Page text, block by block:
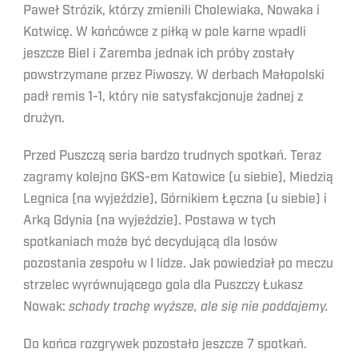
Paweł Strózik, którzy zmienili Cholewiaka, Nowaka i
Kotwicę. W końcówce z piłką w pole karne wpadli
jeszcze Biel i Zaremba jednak ich próby zostały
powstrzymane przez Piwoszy. W derbach Małopolski
padł remis 1-1, który nie satysfakcjonuje żadnej z
drużyn.
Przed Puszczą seria bardzo trudnych spotkań. Teraz
zagramy kolejno GKS-em Katowice (u siebie), Miedzią
Legnica (na wyjeździe), Górnikiem Łęczna (u siebie) i
Arką Gdynia (na wyjeździe). Postawa w tych
spotkaniach może być decydującą dla losów
pozostania zespołu w I lidze. Jak powiedział po meczu
strzelec wyrównującego gola dla Puszczy Łukasz
Nowak: schody trochę wyższe, ale się nie poddajemy.
Do końca rozgrywek pozostało jeszcze 7 spotkań.